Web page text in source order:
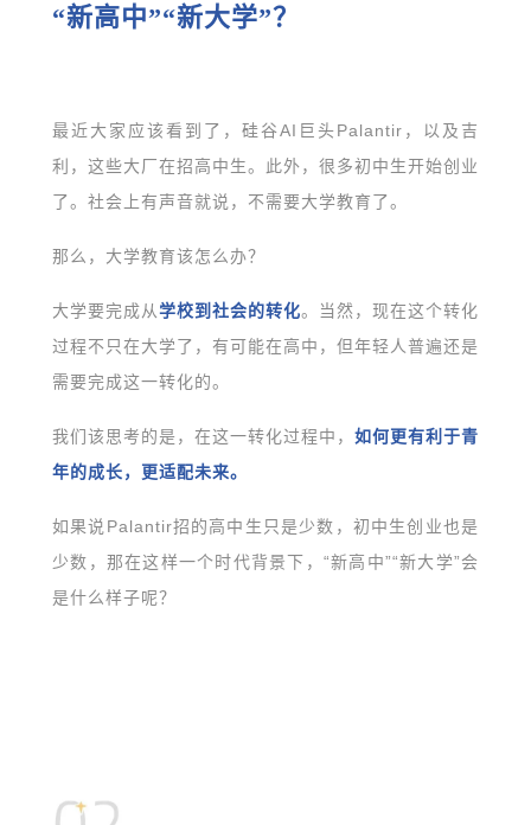
“新高中”“新大学”？
最近大家应该看到了，硅谷AI巨头Palantir，以及吉
利，这些大厂在招高中生。此外，很多初中生开始创业
了。社会上有声音就说，不需要大学教育了。
那么，大学教育该怎么办？
大学要完成从学校到社会的转化。当然，现在这个转化
过程不只在大学了，有可能在高中，但年轻人普遍还是
需要完成这一转化的。
我们该思考的是，在这一转化过程中， 如何更有利于青
年的成长，更适配未来。
如果说Palantir招的高中生只是少数，初中生创业也是
少数，那在这样一个时代背景下，“新高中”“新大学”会
是什么样子呢？